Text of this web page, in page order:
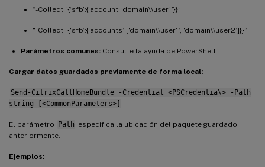
“-Collect “{‘sfb’:{‘account’:’domain\\user1’}}”
“-Collect “{‘sfb’:{‘accounts’:[‘domain\\user1’, ‘domain\\user2’]}}”
Parámetros comunes: Consulte la ayuda de PowerShell.
Cargar datos guardados previamente de forma local:
Send-CitrixCallHomeBundle -Credential <PSCredentia\> -Path
string [<CommonParameters>]
El parámetro Path especifica la ubicación del paquete guardado
anteriormente.
Ejemplos: